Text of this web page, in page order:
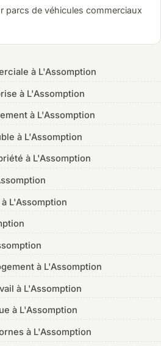
parcs de véhicules commerciaux
à L'Assomption
à L'Assomption
à L'Assomption
à L'Assomption
à L'Assomption
L'Assomption
à L'Assomption
à L'Assomption
à L'Assomption
à L'Assomption